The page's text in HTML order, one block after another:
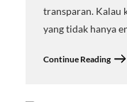
transparan. Kalau
yang tidak hanya
Continue Reading